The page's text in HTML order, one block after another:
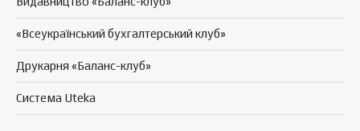
«Всеукраїнський бухгалтерський клуб»
Друкарня «Баланс-клуб»
Система Uteka